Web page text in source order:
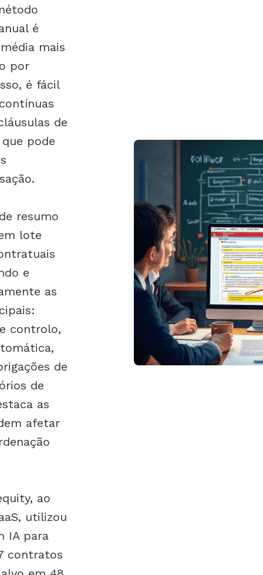
é
mais
por
é fácil
de
pode
resumo
lote
e
as
controlo,
de
de
as
afetar
ao
utilizou
IA para
contratos